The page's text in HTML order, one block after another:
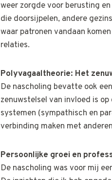
weer zorgde voor berusting
die doorsijpelen, andere
waar patronen vandaan
relaties.
Polyvagaaltheorie: Het
De nascholing bevatte ook
zenuwstelsel van invloed is
systemen (sympathisch en
verbinding maken met
Persoonlijke groei en
De nascholing was voor mij